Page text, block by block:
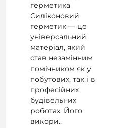
герметика
Силіконовий
герметик — це
універсальний
матеріал, який
став незамінним
помічником як у
побутових, так і в
професійних
будівельних
роботах. Його
викори..